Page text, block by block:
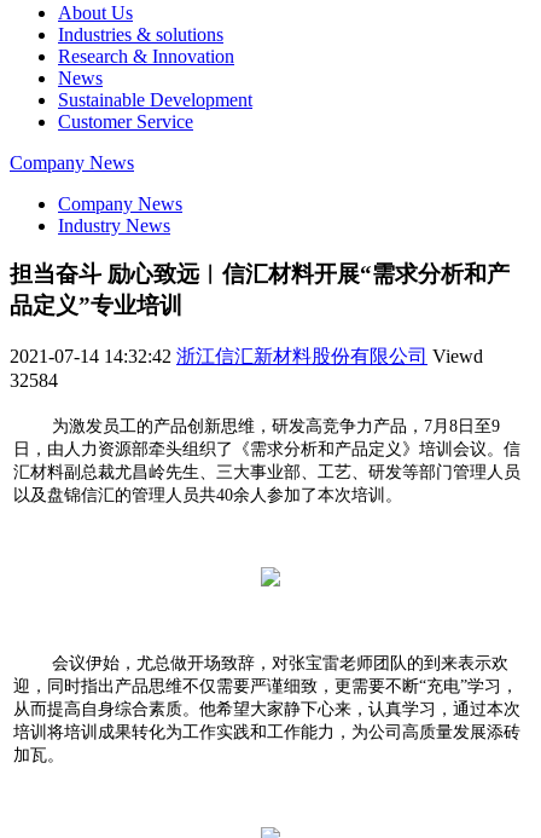
About Us
Industries & solutions
Research & Innovation
News
Sustainable Development
Customer Service
Company News
Company News
Industry News
担当奋斗 励心致远︱信汇材料开展“需求分析和产
品定义”专业培训
2021-07-14 14:32:42 浙江信汇新材料股份有限公司 Viewd
32584
为激发员工的产品创新思维，研发高竞争力产品，7月8日至9
日，由人力资源部牵头组织了《需求分析和产品定义》培训会议。信
汇材料副总裁尤昌岭先生、三大事业部、工艺、研发等部门管理人员
以及盘锦信汇的管理人员共40余人参加了本次培训。
会议伊始，尤总做开场致辞，对张宝雷老师团队的到来表示欢
迎，同时指出产品思维不仅需要严谨细致，更需要不断“充电”学习，
从而提高自身综合素质。他希望大家静下心来，认真学习，通过本次
培训将培训成果转化为工作实践和工作能力，为公司高质量发展添砖
加瓦。